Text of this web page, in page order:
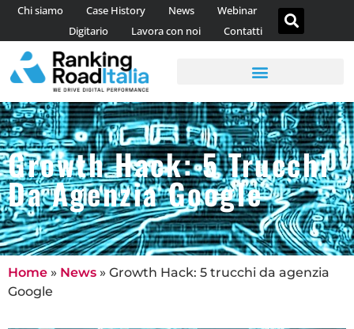
Chi siamo Case History News
Webinar
Digitario
Lavora con noi Contatti
Growth Hack: 5 Trucchi
Da Agenzia Google
Home » News » Growth Hack: 5 trucchi da agenzia
Google